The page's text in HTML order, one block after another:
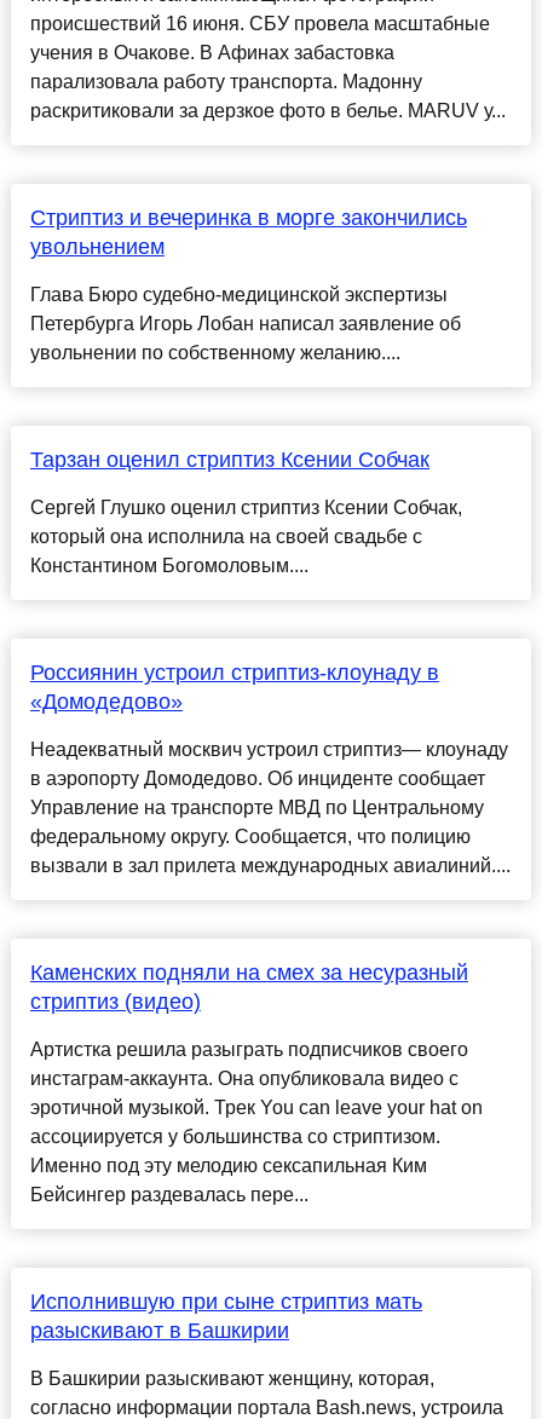
происшествий 16 июня. СБУ провела масштабные
учения в Очакове. В Афинах забастовка
парализовала работу транспорта. Мадонну
раскритиковали за дерзкое фото в белье. MARUV у...
Стриптиз и вечеринка в морге закончились
увольнением
Глава Бюро судебно-медицинской экспертизы
Петербурга Игорь Лобан написал заявление об
увольнении по собственному желанию....
Тарзан оценил стриптиз Ксении Собчак
Сергей Глушко оценил стриптиз Ксении Собчак,
который она исполнила на своей свадьбе с
Константином Богомоловым....
Россиянин устроил стриптиз-клоунаду в
«Домодедово»
Неадекватный москвич устроил стриптиз— клоунаду
в аэропорту Домодедово. Об инциденте сообщает
Управление на транспорте МВД по Центральному
федеральному округу. Сообщается, что полицию
вызвали в зал прилета международных авиалиний....
Каменских подняли на смех за несуразный
стриптиз (видео)
Артистка решила разыграть подписчиков своего
инстаграм-аккаунта. Она опубликовала видео с
эротичной музыкой. Трек You can leave your hat on
ассоциируется у большинства со стриптизом.
Именно под эту мелодию сексапильная Ким
Бейсингер раздевалась пере...
Исполнившую при сыне стриптиз мать
разыскивают в Башкирии
В Башкирии разыскивают женщину, которая,
согласно информации портала Bash.news, устроила